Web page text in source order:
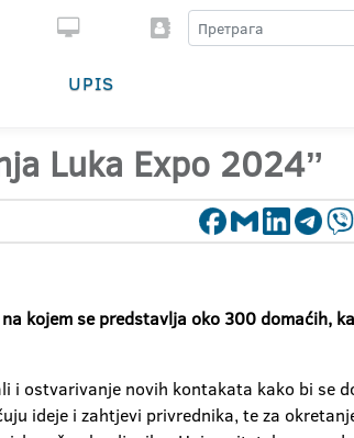
UPIS
Luka Expo 2024ˮ
kojem se predstavlja oko 300 domaćih,
i ostvarivanje novih kontakata kako bi se
ideje i zahtjevi privrednika, te za